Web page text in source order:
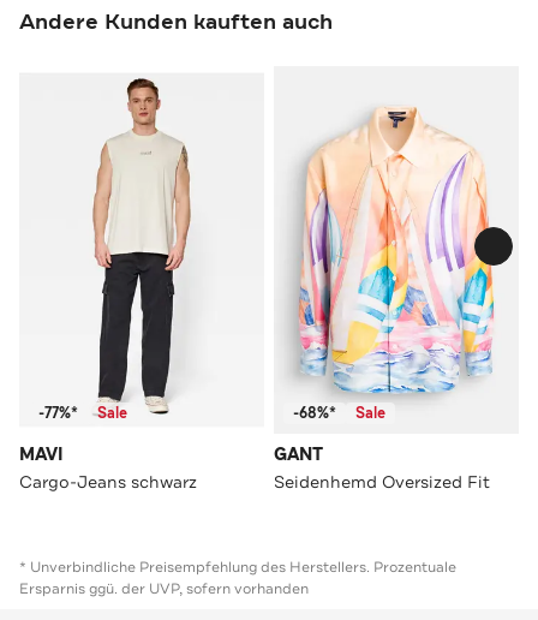
Andere Kunden kauften auch
-77%* Sale
MAVI
Cargo-Jeans schwarz
-68%* Sale
GANT
Seidenhemd Oversized Fit
* Unverbindliche Preisempfehlung des Herstellers. Prozentuale
Ersparnis ggü. der UVP, sofern vorhanden